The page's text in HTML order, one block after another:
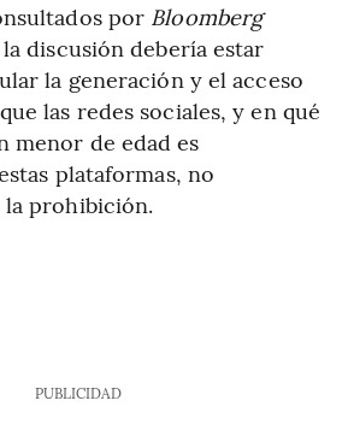
por Bloomberg
discusión debería estar
la generación y el acceso
las redes sociales, y en qué
menor de edad es
plataformas, no
prohibición.
PUBLICIDAD